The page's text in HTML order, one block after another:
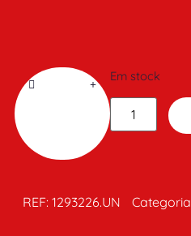
Em stock
REF: 1293226.UN Categoria